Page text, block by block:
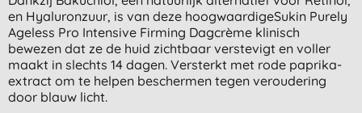
en Hyaluronzuur, is van deze hoogwaardigeSukin Purely
Ageless Pro Intensive Firming Dagcrème klinisch
bewezen dat ze de huid zichtbaar verstevigt en voller
maakt in slechts 14 dagen. Versterkt met rode paprika-
extract om te helpen beschermen tegen veroudering
door blauw licht.